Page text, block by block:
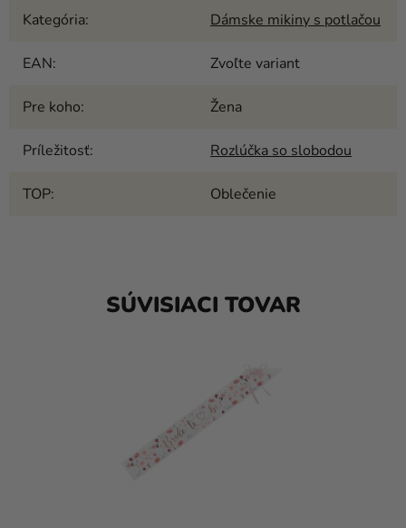
Kategória: Dámske mikiny s potlačou
EAN: Zvoľte variant
Pre koho: Žena
Príležitosť: Rozlúčka so slobodou
TOP: Oblečenie
SÚVISIACI TOVAR